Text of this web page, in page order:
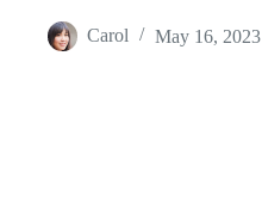
Carol May 16, 2023